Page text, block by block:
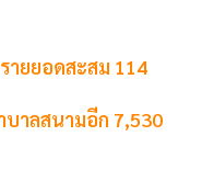
ายยอดสะสม 114
บาลสนามอีก 7,530